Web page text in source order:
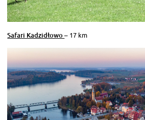
Safari Kadzidłowo– 17 km